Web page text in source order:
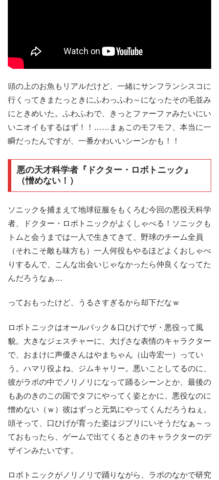
頭の上のお魚もリアルだけど、一緒にサンフランシスコに
行くってきまたっときにふわっふわ～になったその毛並み
にときめいた。ふわふわで、きっとファーファみたいにい
いニオイもするはず！！……まぁこのモフモフ、本当に一
瞬だったんですが、一番かわいいシーンかも！！
悪の天才科学者『ドクター・ロボトニック』
（憎めない！）
ソニックを捕まえて地球征服をもくろむ今回の悪役天科学
者、ドクター・ロボトニックがよくしゃべる！ソニックも
トムと会うまでは一人で生きてきて、野球のチーム全員
（それこそ敵も味方も）一人何役もやるほどよくおしゃべ
りするんで、こんな出会いじゃなかったら仲良くなってた
んだろうなぁ…
っておもったけど、うるさすぎるから却下だなｗ
ロボトニックはオールバック＆口ひげでザ・悪役って風
貌。大きなジェスチャーに、大げさな表情のキャラクター
で、おまけに声優さんはやまちゃん（山寺宏一）ってい
う。ハマリ役よね、ジムキャリー。悪いことしてるのに、
彼がラボの中でノリノリになって踊るシーンとか、最後の
もあのきのこの国でタフにやってく姿とかに、悪役なのに
憎めない（ｗ）彼はずっと元気にやってくんだろうねぇ。
頭そって、口ひげが育った姿はジブリにいそうだなぁ～っ
ておもったら、ゲームで出てくるときのキャラクターのデ
ザインみたいです。
ロボトニックがノリノリで踊りながら、ラボのなかで研究